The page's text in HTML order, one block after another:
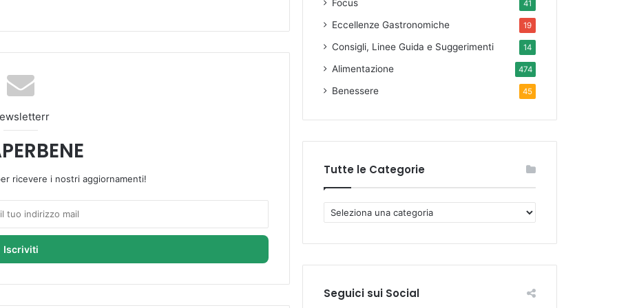
ricevere i nostri aggiornamenti!
Focus 41
Eccellenze Gastronomiche 19
Consigli, Linee Guida e Suggerimenti 14
Alimentazione 474
Benessere 45
Tutte le Categorie
u
e
e
Seguici sui Social